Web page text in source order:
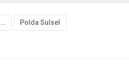
Penyerahan Jenazah Polda Sulsel